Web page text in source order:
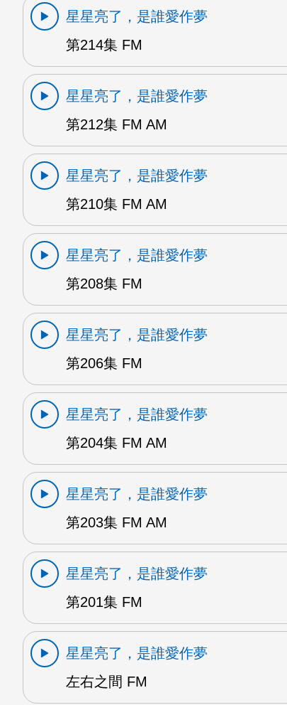
星星亮了，是誰愛作夢
第214集 FM
星星亮了，是誰愛作夢
第212集 FM AM
星星亮了，是誰愛作夢
第210集 FM AM
星星亮了，是誰愛作夢
第208集 FM
星星亮了，是誰愛作夢
第206集 FM
星星亮了，是誰愛作夢
第204集 FM AM
星星亮了，是誰愛作夢
第203集 FM AM
星星亮了，是誰愛作夢
第201集 FM
星星亮了，是誰愛作夢
左右之間 FM